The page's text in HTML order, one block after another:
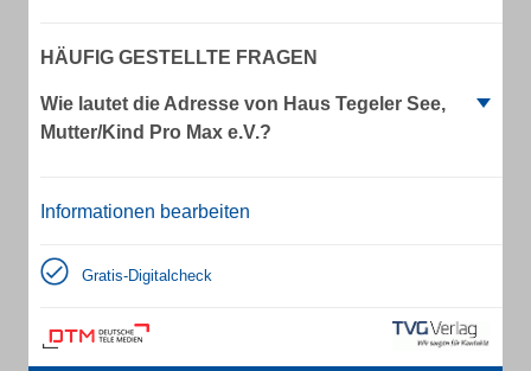
HÄUFIG GESTELLTE FRAGEN
Wie lautet die Adresse von Haus Tegeler See,
Mutter/Kind Pro Max e.V.?
Informationen bearbeiten
Gratis-Digitalcheck